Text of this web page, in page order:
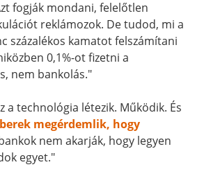
fogják mondani, felelőtlen
reklámozok. De tudod, mi a
százalékos kamatot felszámítani
0,1%-ot fizetni a
nem bankolás."
a technológia létezik. Működik. És
megérdemlik, hogy
nem akarják, hogy legyen
egyet."